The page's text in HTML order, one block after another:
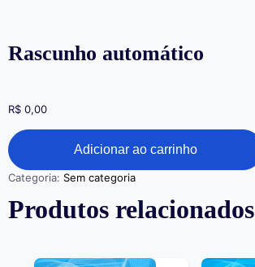
Rascunho automático
R$ 0,00
Adicionar ao carrinho
Categoria: Sem categoria
Produtos relacionados